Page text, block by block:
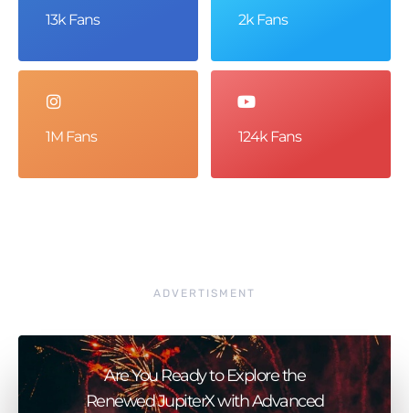
13k Fans 2k Fans
1M Fans 124k Fans
ADVERTISMENT
Are You Ready to Explore the
Renewed JupiterX with Advanced